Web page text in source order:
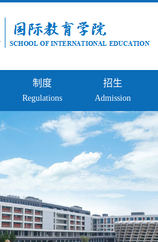
制度
Regulations
招生
Admission